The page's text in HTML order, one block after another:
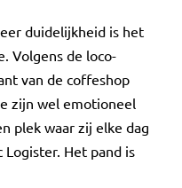
duidelijkheid is het
Volgens de loco-
van de coffeshop
zijn wel emotioneel
plek waar zij elke dag
Het pand is